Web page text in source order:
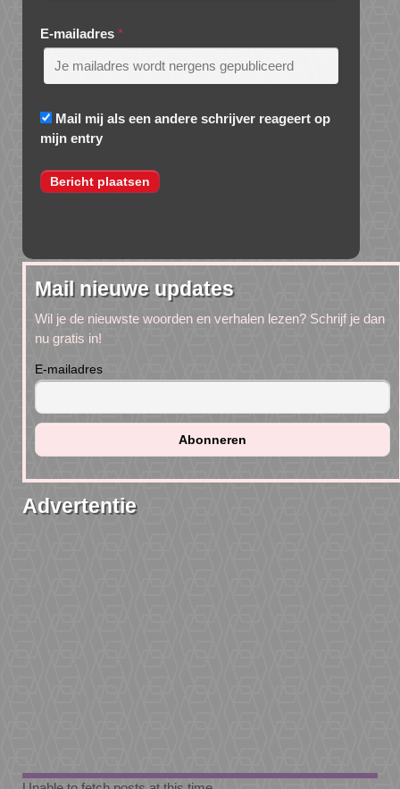
E-mailadres *
Mail mij als een andere schrijver reageert op
mijn entry
Mail nieuwe updates
Wil je de nieuwste woorden en verhalen lezen? Schrijf je dan
nu gratis in!
E-mailadres
Advertentie